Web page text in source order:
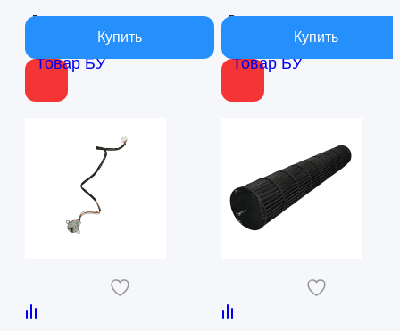
Товар БУ
В наличии
Товар БУ
В наличии